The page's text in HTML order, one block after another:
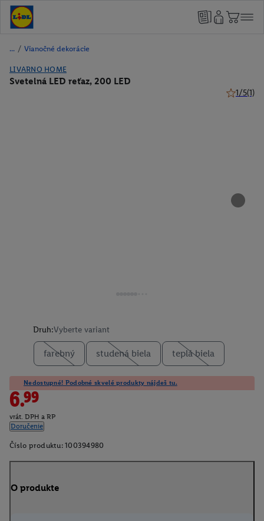
/ Vianočné dekorácie
LIVARNO HOME
Svetelná LED reťaz, 200 LED
1/5(1)
Druh:Vyberte variant
farebný studená biela teplá biela
Nedostupné! Podobné skvelé produkty nájdeš tu.
6.99
vrát. DPH a RP
Doručenie
Číslo produktu: 100394980
O produkte